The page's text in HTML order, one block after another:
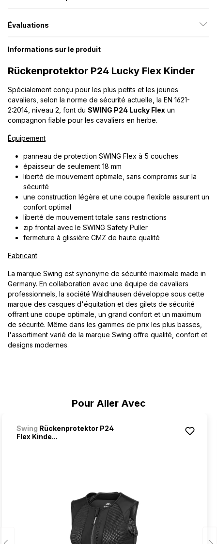
Pour Aller Avec
Swing Rückenprotektor P24
Flex Kinde...
Évaluations
Informations sur le produit
Rückenprotektor P24 Lucky Flex Kinder
Spécialement conçu pour les plus petits et les jeunes
cavaliers, selon la norme de sécurité actuelle, la EN 1621-
2:2014, niveau 2, font du SWING P24 Lucky Flex un
compagnon fiable pour les cavaliers en herbe.
Équipement
panneau de protection SWING Flex à 5 couches
épaisseur de seulement 18 mm
liberté de mouvement optimale, sans compromis sur la
sécurité
une construction légère et une coupe flexible assurent un
confort optimal
liberté de mouvement totale sans restrictions
zip frontal avec le SWING Safety Puller
fermeture à glissière CMZ de haute qualité
Fabricant
La marque Swing est synonyme de sécurité maximale made in
Germany. En collaboration avec une équipe de cavaliers
professionnels, la société Waldhausen développe sous cette
marque des casques d'équitation et des gilets de sécurité
offrant une coupe optimale, un grand confort et un maximum
de sécurité. Même dans les gammes de prix les plus basses,
l'assortiment varié de la marque Swing offre qualité, confort et
designs modernes.